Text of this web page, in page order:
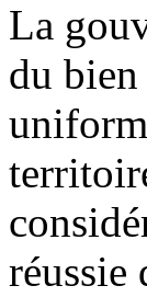
La
du